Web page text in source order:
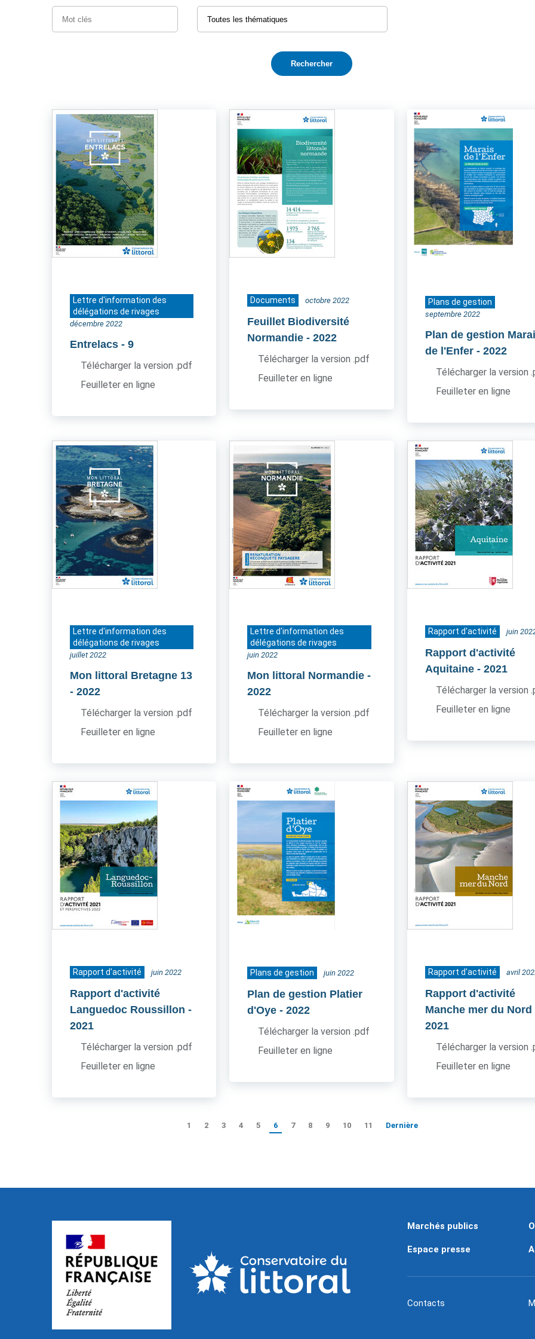
Lettre d'information des
délégations de rivages
décembre 2022
Entrelacs - 9
Télécharger la version .pdf
Feuilleter en ligne
Documents octobre 2022
Feuillet Biodiversité
Normandie - 2022
Télécharger la version .pdf
Feuilleter en ligne
Plans de gestion
septembre 2022
Plan de gestion
de l'Enfer - 2022
Télécharger la version
Feuilleter en ligne
Lettre d'information des
délégations de rivages
juillet 2022
Mon littoral Bretagne 13
- 2022
Télécharger la version .pdf
Feuilleter en ligne
Lettre d'information des
délégations de rivages
juin 2022
Mon littoral Normandie -
2022
Télécharger la version .pdf
Feuilleter en ligne
Rapport d'activité juin
Rapport d'activité
Aquitaine - 2021
Télécharger la version
Feuilleter en ligne
Rapport d'activité juin 2022
Rapport d'activité
Languedoc Roussillon -
2021
Télécharger la version .pdf
Feuilleter en ligne
Plans de gestion juin 2022
Plan de gestion Platier
d'Oye - 2022
Télécharger la version .pdf
Feuilleter en ligne
Rapport d'activité avril
Rapport d'activité
Manche mer du Nord
2021
Télécharger la version
Feuilleter en ligne
1 2 3 4 5 6 7 8 9 10 11 Dernière
Marchés publics
Espace presse
Contacts